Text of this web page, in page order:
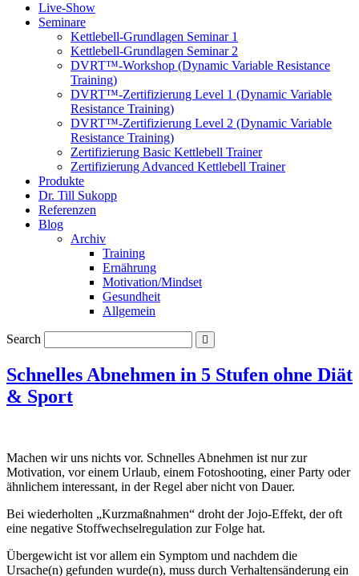
Live-Show
Seminare
Kettlebell-Grundlagen Seminar 1
Kettlebell-Grundlagen Seminar 2
DVRT™-Workshop (Dynamic Variable Resistance
Training)
DVRT™-Zertifizierung Level 1 (Dynamic Variable
Resistance Training)
DVRT™-Zertifizierung Level 2 (Dynamic Variable
Resistance Training)
Zertifizierung Basic Kettlebell Trainer
Zertifizierung Advanced Kettlebell Trainer
Produkte
Dr. Till Sukopp
Referenzen
Blog
Archiv
Training
Ernährung
Motivation/Mindset
Gesundheit
Allgemein
Search
Schnelles Abnehmen in 5 Stufen ohne Diät
& Sport
Machen wir uns nichts vor. Schnelles Abnehmen ist nur zur
Motivation, vor einem Urlaub, einem Fotoshooting, einer Party oder
ähnlichem interessant, in der Regel aber nicht von Dauer.
Bei wiederholten „Kurzmaßnahmen“ droht der Jojo-Effekt, der oft
eine negative Stoffwechselregulation zur Folge hat.
Übergewicht ist vor allem ein Symptom und nachdem die
Ursache(n) gefunden wurde(n), muss durch Verhaltensänderung ein